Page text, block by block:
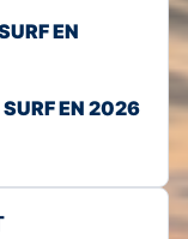
EN
EN 2026